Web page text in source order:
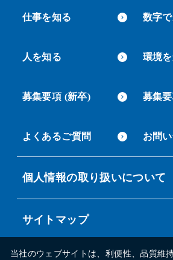
仕事を知る 数字
人を知る 環境
募集要項 (新卒) 募集
よくあるご質問 お問
個人情報の取り扱いについて
サイトマップ
当社のウェブサイトは、利便性、品質維